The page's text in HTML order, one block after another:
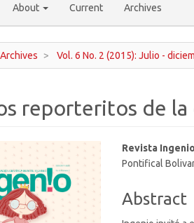
About Current Archives
Archives Vol. 6 No. 2 (2015): Julio -
reporteritos de la
Main
Article
Revista
Pontifical
Abstract